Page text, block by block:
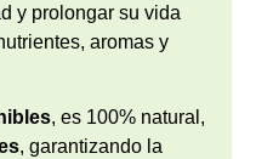
y prolongar su vida
aromas y
, es 100% natural,
, garantizando la